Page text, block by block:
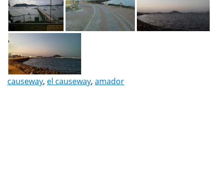
causeway, el causeway, amador